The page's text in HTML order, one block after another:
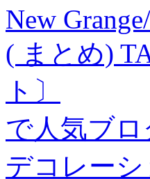
New
( まとめ)
ト〕
で人気ブロ
デコレーシ